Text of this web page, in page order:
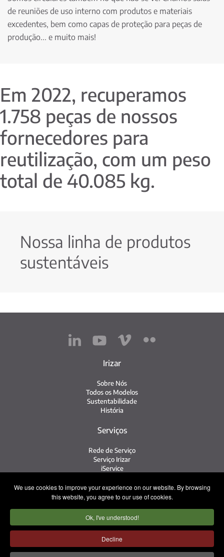
We use cookies to improve your experience on our website. By browsing
this website, you agree to our use of cookies.
Ok, I've understood!
Decline
de reuniões de uso interno com produtos e materiais
excedentes, bem como capas de proteção para peças de
produção... e muito mais!
Em 2022, recuperamos
1.758 peças de nossos
fornecedores para
reutilização, com um peso
total de 40.085 kg.
Nossa linha de produtos
sustentáveis
Irizar
Sobre Nós
Todos os Modelos
Sustentabilidade
História
Serviços
Rede de Serviço
Serviço Irizar
iService
Contato
Imprensa
Contato
Trabalhe Conosco